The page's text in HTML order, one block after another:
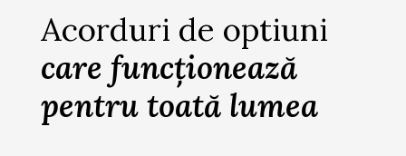
Acorduri de optiuni
care funcționează
pentru toată lumea